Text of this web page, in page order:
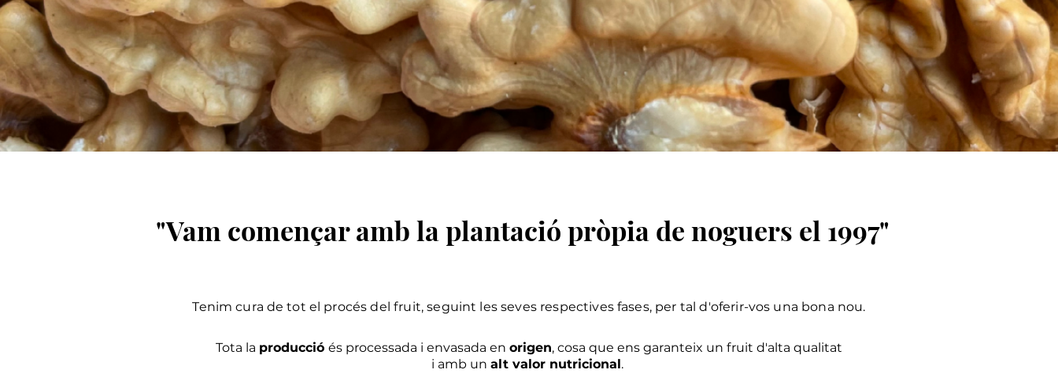
"Vam començar amb la plantació pròpia de noguers el 1997"
Tenimcura de tot el procés del fruit, seguint les seves respectives fases, per tal d'oferir-vos una bona nou.
Tota la producció és processada i envasada en origen, cosa que ens garanteix un fruit d'alta qualitat
i amb un alt valor nutricional.